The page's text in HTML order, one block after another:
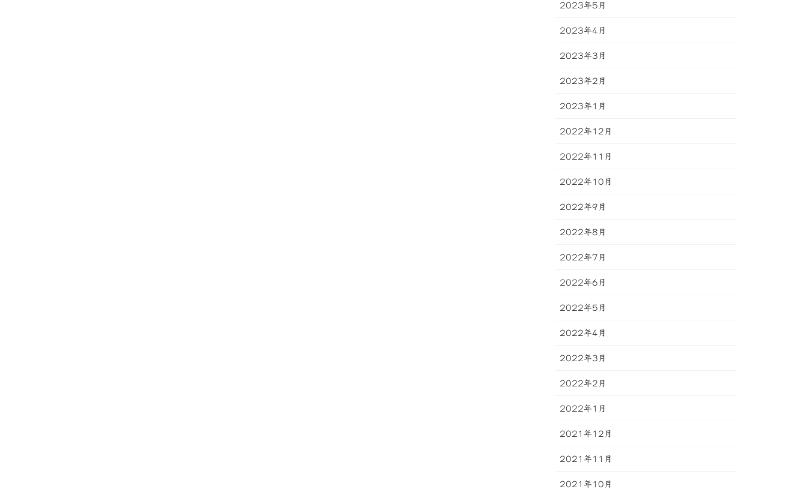
2023年5月
2023年4月
2023年3月
2023年2月
2023年1月
2022年12月
2022年11月
2022年10月
2022年9月
2022年8月
2022年7月
2022年6月
2022年5月
2022年4月
2022年3月
2022年2月
2022年1月
2021年12月
2021年11月
2021年10月